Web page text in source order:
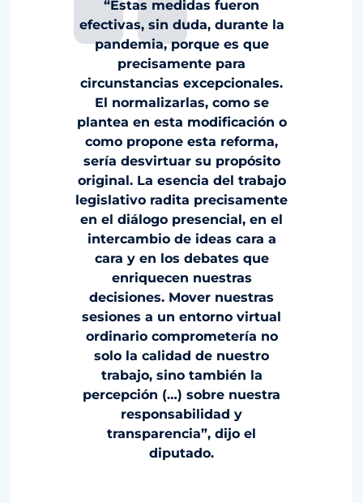
“Estas medidas fueron
efectivas, sin duda, durante la
pandemia, porque es que
precisamente para
circunstancias excepcionales.
El normalizarlas, como se
plantea en esta modificación o
como propone esta reforma,
sería desvirtuar su propósito
original. La esencia del trabajo
legislativo radita precisamente
en el diálogo presencial, en el
intercambio de ideas cara a
cara y en los debates que
enriquecen nuestras
decisiones. Mover nuestras
sesiones a un entorno virtual
ordinario comprometería no
solo la calidad de nuestro
trabajo, sino también la
percepción (…) sobre nuestra
responsabilidad y
transparencia”, dijo el
diputado.